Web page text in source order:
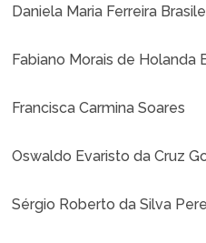
Daniela Maria Ferreira
Fabiano Morais de Holanda
Francisca Carmina Soares
Oswaldo Evaristo da Cruz
Sérgio Roberto da Silva